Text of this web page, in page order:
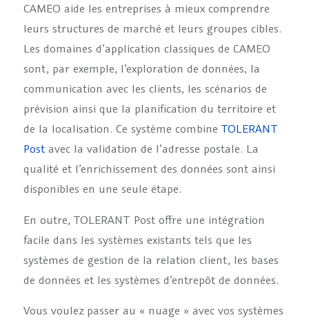
CAMEO aide les entreprises à mieux comprendre
leurs structures de marché et leurs groupes cibles.
Les domaines d’application classiques de CAMEO
sont, par exemple, l’exploration de données, la
communication avec les clients, les scénarios de
prévision ainsi que la planification du territoire et
de la localisation. Ce système combine TOLERANT
Postavec la validation de l’adresse postale. La
qualité et l’enrichissement des données sont ainsi
disponibles en une seule étape.
En outre, TOLERANT Post offre une intégration
facile dans les systèmes existants tels que les
systèmes de gestion de la relation client, les bases
de données et les systèmes d’entrepôt de données.
Vous voulez passer au « nuage » avec vos systèmes